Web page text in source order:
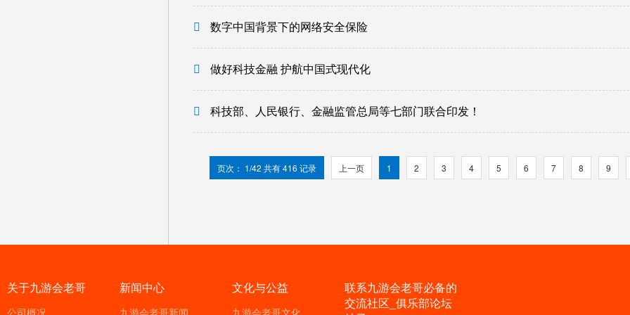
数字中国背景下的网络安全保险
做好科技金融 护航中国式现代化
科技部、人民银行、金融监管总局等七部门联合印发！
页次： 1/42 共有 416 记录 上一页 1 2 3 4 5 6 7 8 9
关于九游会老哥
公司概况
新闻中心
九游会老哥新闻
文化与公益
九游会老哥文化
联系九游会老哥必备的
交流社区_俱乐部论坛